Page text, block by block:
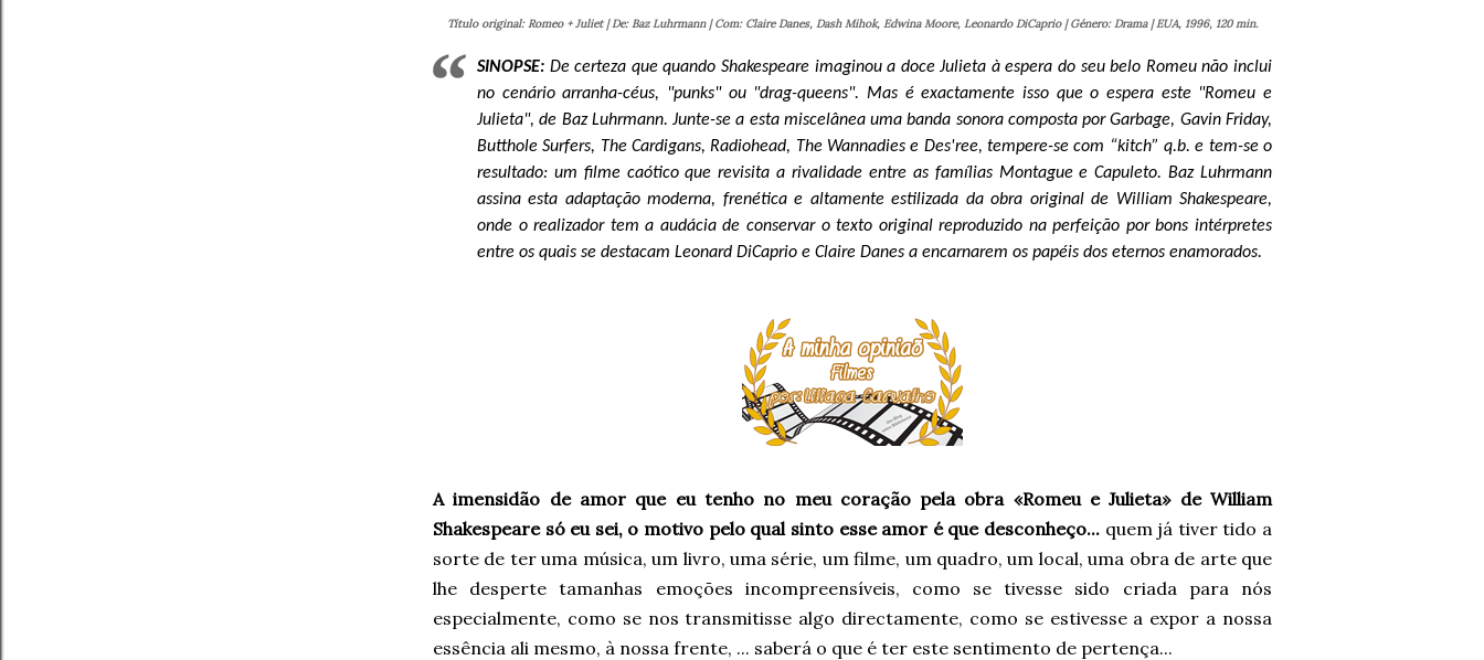
Título original: Romeo + Juliet | De: Baz Luhrmann | Com: Claire Danes, Dash Mihok, Edwina Moore, Leonardo DiCaprio | Género: Drama | EUA, 1996, 120 min.
SINOPSE: De certeza que quando Shakespeare imaginou a doce Julieta à espera do seu belo Romeu não inclui
no cenário arranha-céus, "punks" ou "drag-queens". Mas é exactamente isso que o espera este "Romeu e
Julieta", de Baz Luhrmann. Junte-se a esta miscelânea uma banda sonora composta por Garbage, Gavin Friday,
Butthole Surfers, The Cardigans, Radiohead, The Wannadies e Des'ree, tempere-se com “kitch” q.b. e tem-se o
resultado: um filme caótico que revisita a rivalidade entre as famílias Montague e Capuleto. Baz Luhrmann
assina esta adaptação moderna, frenética e altamente estilizada da obra original de William Shakespeare,
onde o realizador tem a audácia de conservar o texto original reproduzido na perfeição por bons intérpretes
entre os quais se destacam Leonard DiCaprio e Claire Danes a encarnarem os papéis dos eternos enamorados.
A imensidão de amor que eu tenho no meu coração pela obra «Romeu e Julieta» de William
Shakespeare só eu sei, o motivo pelo qual sinto esse amor é que desconheço... quem já tiver tido a
sorte de ter uma música, um livro, uma série, um filme, um quadro, um local, uma obra de arte que
lhe desperte tamanhas emoções incompreensíveis, como se tivesse sido criada para nós
especialmente, como se nos transmitisse algo directamente, como se estivesse a expor a nossa
essência ali mesmo, à nossa frente, ... saberá o que é ter este sentimento de pertença...